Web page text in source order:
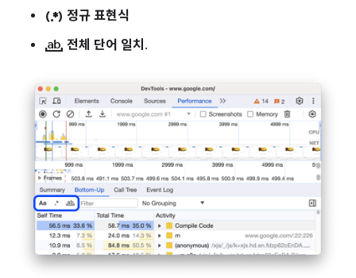
regular_expression 정규 표현식
match_word 전체 단어 일치 .